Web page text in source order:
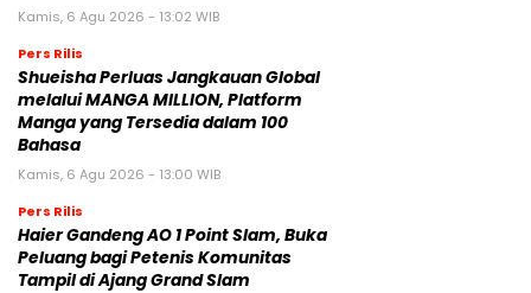
Kamis, 6 Agu 2026 - 13:02 WIB
Pers Rilis
Shueisha Perluas Jangkauan Global
melalui MANGA MILLION, Platform
Manga yang Tersedia dalam 100
Bahasa
Kamis, 6 Agu 2026 - 13:00 WIB
Pers Rilis
Haier Gandeng AO 1 Point Slam, Buka
Peluang bagi Petenis Komunitas
Tampil di Ajang Grand Slam